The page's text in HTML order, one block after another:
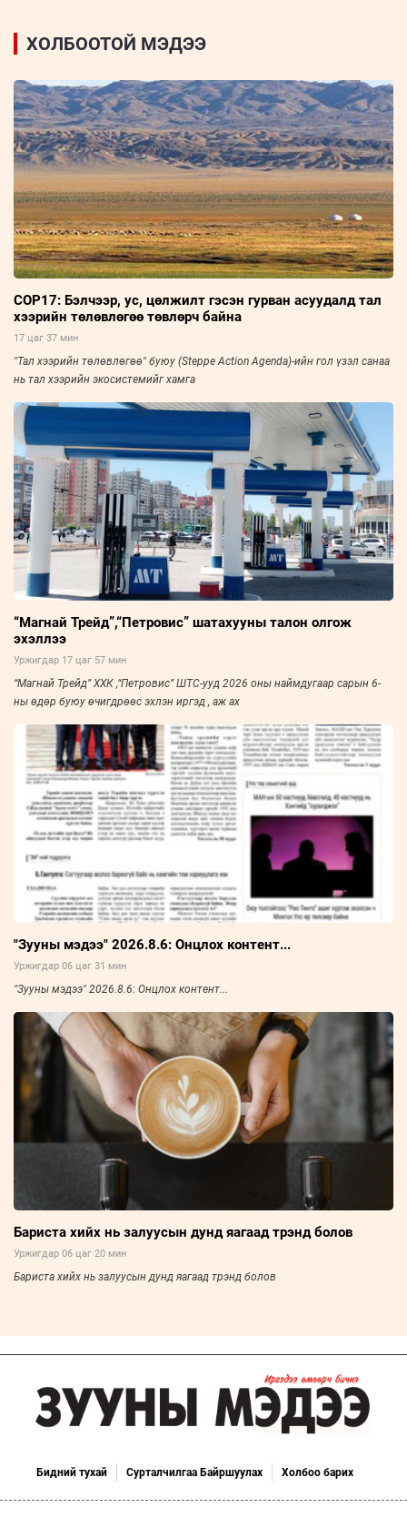
ХОЛБООТОЙ МЭДЭЭ
COP17: Бэлчээр, ус, цөлжилт гэсэн гурван асуудалд тал
хээрийн төлөвлөгөө төвлөрч байна
17 цаг 37 мин
"Тал хээрийн төлөвлөгөө" буюу (Steppe Action Agenda)-ийн гол үзэл санаа
нь тал хээрийн экосистемийг хамга
“Магнай Трейд”,“Петровис” шатахууны талон олгож
эхэллээ
Уржигдар 17 цаг 57 мин
“Магнай Трейд” ХХК ,“Петровис” ШТС-ууд 2026 оны наймдугаар сарын 6-
ны өдөр буюу өчигдрөөс эхлэн иргэд , аж ах
"Зууны мэдээ" 2026.8.6: Онцлох контент...
Уржигдар 06 цаг 31 мин
"Зууны мэдээ" 2026.8.6: Онцлох контент...
Бариста хийх нь залуусын дунд яагаад трэнд болов
Уржигдар 06 цаг 20 мин
Бариста хийх нь залуусын дунд яагаад трэнд болов
Бидний тухай Сурталчилгаа Байршуулах Холбоо барих